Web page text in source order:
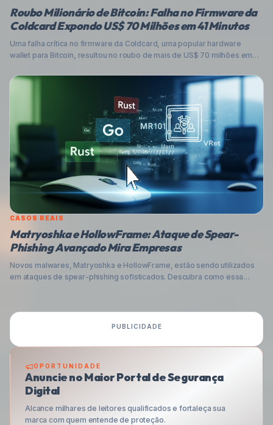
Roubo Milionário de Bitcoin: Falha no Firmware da
Coldcard Expondo US$ 70 Milhões em 41 Minutos
Uma falha crítica no firmware da Coldcard, uma popular hardware
wallet para Bitcoin, resultou no roubo de mais de US$ 70 milhões em
do problema em um gerador de números pseudoaleatórios e como
você pode proteger seus ativos digitais de ameaças crescentes.
CASOS REAIS
Matryoshka e HollowFrame: Ataque de Spear-
Phishing Avançado Mira Empresas
Novos malwares, Matryoshka e HollowFrame, estão sendo utilizados
em ataques de spear-phishing sofisticados. Descubra como essa
PUBLICIDADE
OPORTUNIDADE
Anuncie no Maior Portal de Segurança
Digital
Alcance milhares de leitores qualificados e fortaleça sua
marca com quem entende de proteção.